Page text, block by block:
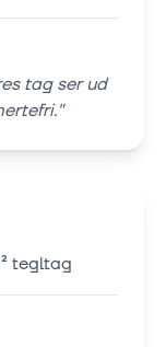
tag ser ud
"
tegltag